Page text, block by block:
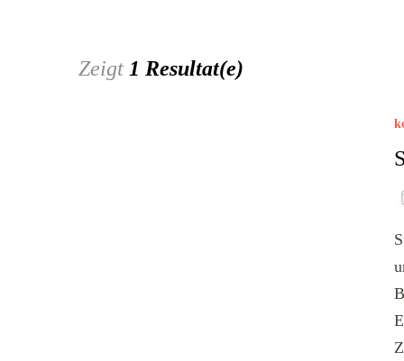
Zeigt 1 Resultat(e)